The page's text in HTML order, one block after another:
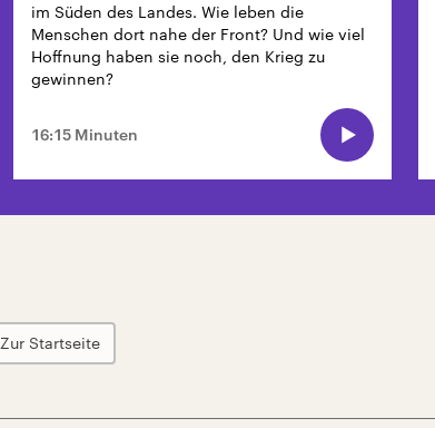
im Süden des Landes. Wie leben die
Menschen dort nahe der Front? Und wie viel
Hoffnung haben sie noch, den Krieg zu
gewinnen?
16:15 Minuten
Zur Startseite